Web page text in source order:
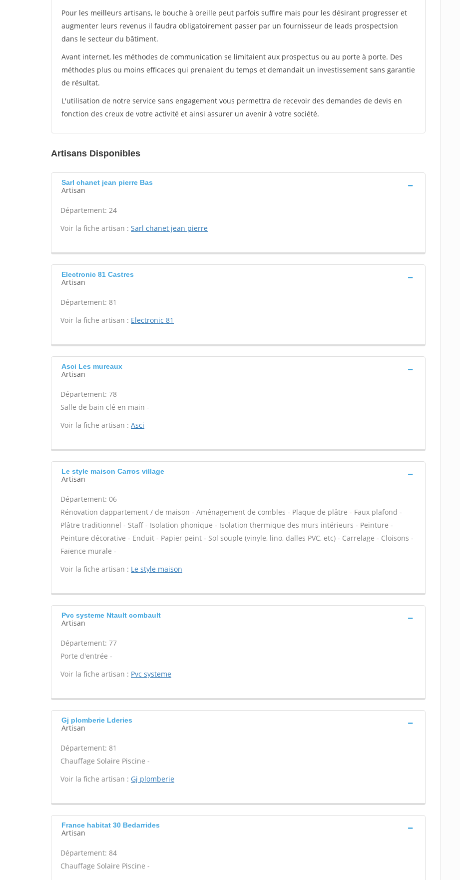
Pour les meilleurs artisans, le bouche à oreille peut parfois suffire mais pour les désirant progresser et
augmenter leurs revenus il faudra obligatoirement passer par un fournisseur de leads prospectsion
dans le secteur du bâtiment.
Avant internet, les méthodes de communication se limitaient aux prospectus ou au porte à porte. Des
méthodes plus ou moins efficaces qui prenaient du temps et demandait un investissement sans garantie
de résultat.
L'utilisation de notre service sans engagement vous permettra de recevoir des demandes de devis en
fonction des creux de votre activité et ainsi assurer un avenir à votre société.
Artisans Disponibles
Sarl chanet jean pierre Bas
Artisan
Département: 24
Voir la fiche artisan : Sarl chanet jean pierre
Electronic 81 Castres
Artisan
Département: 81
Voir la fiche artisan : Electronic 81
Asci Les mureaux
Artisan
Département: 78
Salle de bain clé en main -
Voir la fiche artisan : Asci
Le style maison Carros village
Artisan
Département: 06
Rénovation dappartement / de maison - Aménagement de combles - Plaque de plâtre - Faux plafond -
Plâtre traditionnel - Staff - Isolation phonique - Isolation thermique des murs intérieurs - Peinture -
Peinture décorative - Enduit - Papier peint - Sol souple (vinyle, lino, dalles PVC, etc) - Carrelage - Cloisons -
Faïence murale -
Voir la fiche artisan : Le style maison
Pvc systeme Ntault combault
Artisan
Département: 77
Porte d'entrée -
Voir la fiche artisan : Pvc systeme
Gj plomberie Lderies
Artisan
Département: 81
Chauffage Solaire Piscine -
Voir la fiche artisan : Gj plomberie
France habitat 30 Bedarrides
Artisan
Département: 84
Chauffage Solaire Piscine -